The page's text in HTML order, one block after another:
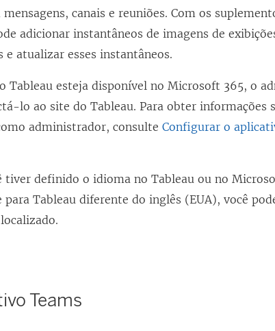
canais e reuniões. Com os
adicionar instantâneos de imagens de
e atualizar esses instantâneos.
Tableau esteja disponível no Microsoft 365, o
lo ao site do Tableau. Para obter informações
administrador, consulteConfigurar o
tiver definido o idioma no Tableau ou no
Tableau diferente do inglês (EUA), você
Teams